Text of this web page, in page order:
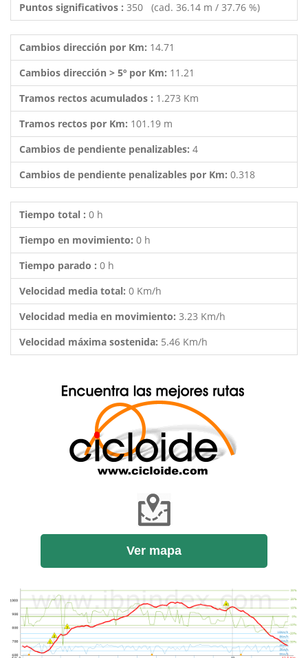
Puntos significativos : 350 (cad. 36.14 m / 37.76 %)
Cambios dirección por Km: 14.71
Cambios dirección > 5º por Km: 11.21
Tramos rectos acumulados : 1.273 Km
Tramos rectos por Km: 101.19 m
Cambios de pendiente penalizables: 4
Cambios de pendiente penalizables por Km: 0.318
Tiempo total : 0 h
Tiempo en movimiento: 0 h
Tiempo parado : 0 h
Velocidad media total: 0 Km/h
Velocidad media en movimiento: 3.23 Km/h
Velocidad máxima sostenida: 5.46 Km/h
Ver mapa